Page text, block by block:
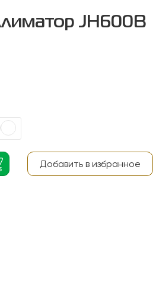
JH600B
Добавить в избранное